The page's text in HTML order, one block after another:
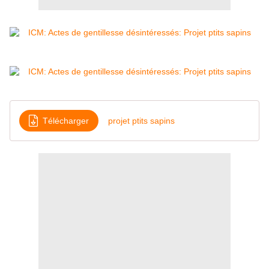
Télécharger projet ptits sapins